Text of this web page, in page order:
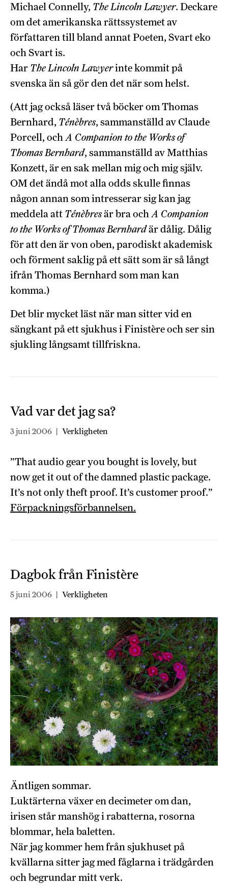
Michael Connelly, The Lincoln Lawyer. Deckare
om det amerikanska rättssystemet av
författaren till bland annat Poeten, Svart eko
och Svart is.
Har The Lincoln Lawyerinte kommit på
svenska än så gör den det när som helst.
(Att jag också läser två böcker om Thomas
Bernhard, Ténèbres, sammanställd av Claude
Porcell, ochA Companion to the Works of
Thomas Bernhard, sammanställd av Matthias
Konzett, är en sak mellan mig och mig själv.
OM det ändå mot alla odds skulle finnas
någon annan som intresserar sig kan jag
meddela att Ténèbresär bra ochA Companion
to the Works of Thomas Bernhardär dålig. Dålig
för att den är von oben, parodiskt akademisk
och förment saklig på ett sätt som är så långt
ifrån Thomas Bernhard som man kan
komma.)
Det blir mycket läst när man sitter vid en
sängkant på ett sjukhus i Finistère och ser sin
sjukling långsamt tillfriskna.
Vad var det jag sa?
3 juni 2006 | Verkligheten
”That audio gear you bought is lovely, but
now get it out of the damned plastic package.
It’s not only theft proof. It’s customer proof.”
Förpackningsförbannelsen.
Dagbok från Finistère
5 juni 2006 | Verkligheten
Äntligen sommar.
Luktärterna växer en decimeter om dan,
irisen står manshög i rabatterna, rosorna
blommar, hela baletten.
När jag kommer hem från sjukhuset på
kvällarna sitter jag med fåglarna i trädgården
och begrundar mitt verk.